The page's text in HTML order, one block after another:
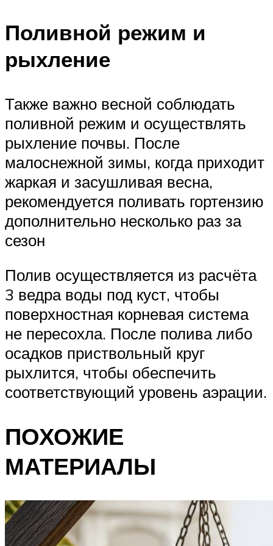
Поливной режим и
рыхление
Также важно весной соблюдать
поливной режим и осуществлять
рыхление почвы. После
малоснежной зимы, когда приходит
жаркая и засушливая весна,
рекомендуется поливать гортензию
дополнительно несколько раз за
сезон
Полив осуществляется из расчёта
3 ведра воды под куст, чтобы
поверхностная корневая система
не пересохла. После полива либо
осадков приствольный круг
рыхлится, чтобы обеспечить
соответствующий уровень аэрации.
ПОХОЖИЕ
МАТЕРИАЛЫ